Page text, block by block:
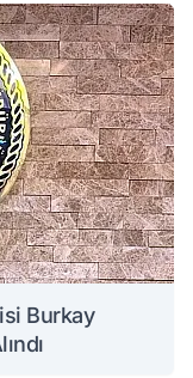
Burkay